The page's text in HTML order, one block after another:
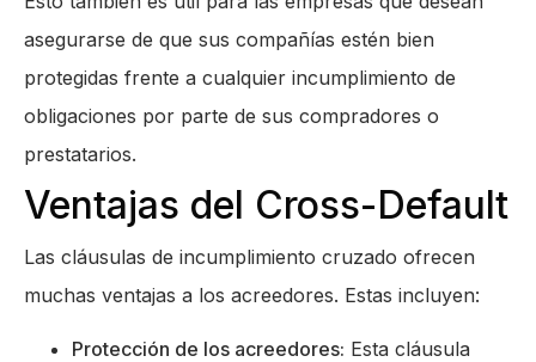
asegurarse de que sus compañías estén bien
protegidas frente a cualquier incumplimiento de
obligaciones por parte de sus compradores o
prestatarios.
Ventajas del Cross-Default
Las cláusulas de incumplimiento cruzado ofrecen
muchas ventajas a los acreedores. Estas incluyen:
Protección de los acreedores: Esta cláusula